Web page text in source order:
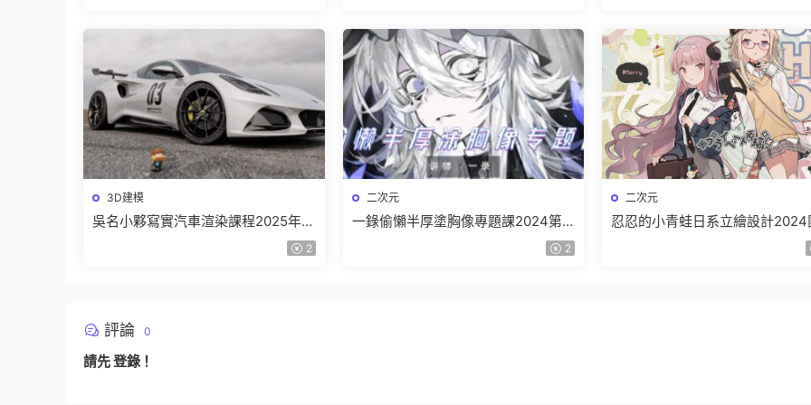
3D建模
吳名小夥寫實汽車渲染課程2025年結
2
二次元
一錄偷懶半厚塗胸像專題課2024第1
2
二次元
忍忍的小青蛙日系立繪設計2024
練2期插畫教程【畫質不錯隻有視
評論 0
請先登錄 ！